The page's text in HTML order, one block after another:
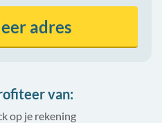
adres
van:
op je rekening